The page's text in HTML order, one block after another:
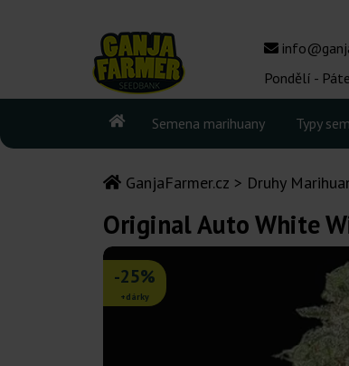
Pondělí -
Semena marihuany Typy
GanjaFarmer.cz Druhy
Original Auto White
-25%
+dárky